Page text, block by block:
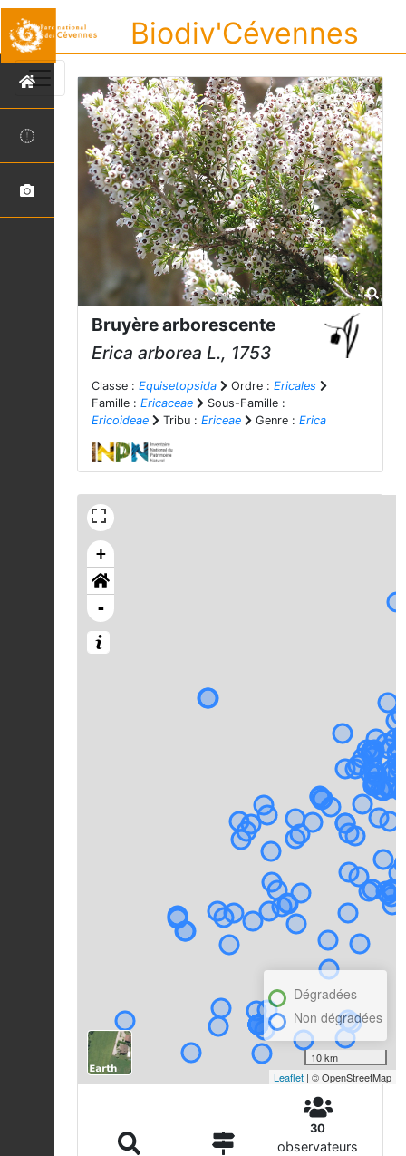
Biodiv'Cévennes
Bruyère arborescente
Erica arborea L., 1753
Classe : Equisetopsida Ordre : Ericales
Famille : Ericaceae
Sous-Famille :
Ericoideae
Tribu : Ericeae Genre : Erica
+
-
Dégradées
Non dégradées
10 km
Leaflet | © OpenStreetMap
30
observateurs